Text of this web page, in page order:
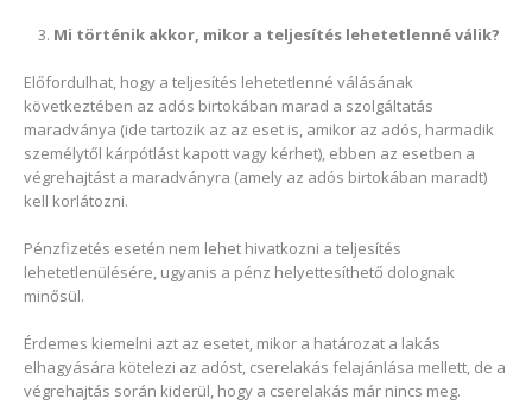
Mi történik akkor, mikor a teljesítés lehetetlenné válik?
Előfordulhat, hogy a teljesítés lehetetlenné válásának
következtében az adós birtokában marad a szolgáltatás
maradványa (ide tartozik az az eset is, amikor az adós, harmadik
személytől kárpótlást kapott vagy kérhet), ebben az esetben a
végrehajtást a maradványra (amely az adós birtokában maradt)
kell korlátozni.
Pénzfizetés esetén nem lehet hivatkozni a teljesítés
lehetetlenülésére, ugyanis a pénz helyettesíthető dolognak
minősül.
Érdemes kiemelni azt az esetet, mikor a határozat a lakás
elhagyására kötelezi az adóst, cserelakás felajánlása mellett, de a
végrehajtás során kiderül, hogy a cserelakás már nincs meg.